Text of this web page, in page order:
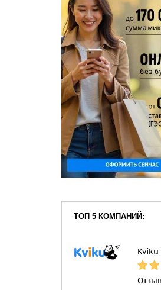
ТОП 5 КОМПАНИЙ:
Kviku